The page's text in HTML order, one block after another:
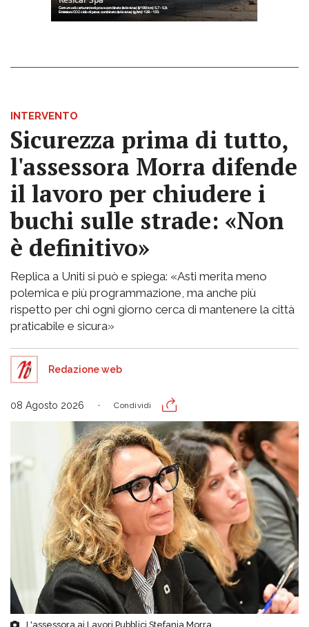
INTERVENTO
Sicurezza prima di tutto,
l'assessora Morra difende
il lavoro per chiudere i
buchi sulle strade: «Non
è definitivo»
Replica a Uniti si può e spiega: «Asti merita meno
polemica e più programmazione, ma anche più
rispetto per chi ogni giorno cerca di mantenere la città
praticabile e sicura»
Redazione web
08 Agosto 2026 Condividi
L'assessora ai Lavori Pubblici Stefania Morra